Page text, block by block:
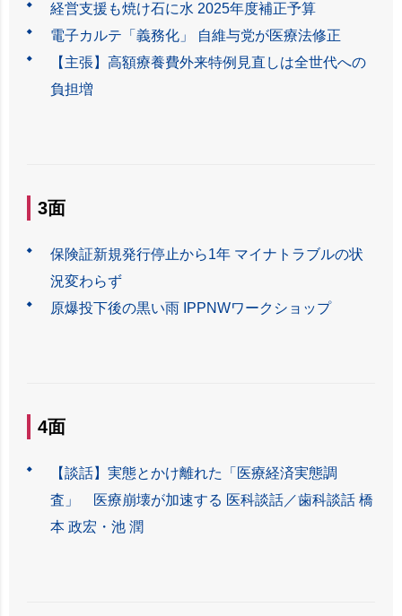
経営支援も焼け石に水 2025年度補正予算
電子カルテ「義務化」 自維与党が医療法修正
【主張】高額療養費外来特例見直しは全世代への
負担増
3面
保険証新規発行停止から1年 マイナトラブルの状
況変わらず
原爆投下後の黒い雨 IPPNWワークショップ
4面
【談話】実態とかけ離れた「医療経済実態調
査」 医療崩壊が加速する 医科談話／歯科談話 橋
本 政宏・池 潤